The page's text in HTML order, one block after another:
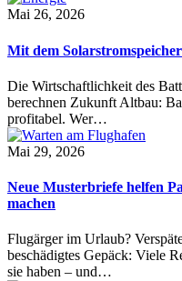
Mai 26, 2026
Mit dem
Die Wirtschaftlichkeit des
berechnen Zukunft Altbau:
profitabel. Wer…
Mai 29, 2026
Neue Musterbriefe helfen
machen
Flugärger im Urlaub?
beschädigtes Gepäck: Viele
sie haben – und…